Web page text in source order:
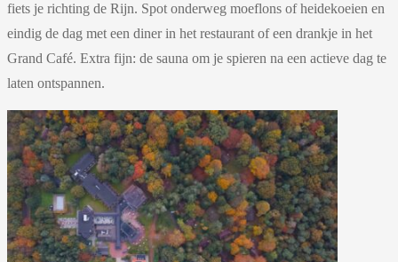
fiets je richting de Rijn. Spot onderweg moeflons of heidekoeien en
eindig de dag met een diner in het restaurant of een drankje in het
Grand Café. Extra fijn: de sauna om je spieren na een actieve dag te
laten ontspannen.